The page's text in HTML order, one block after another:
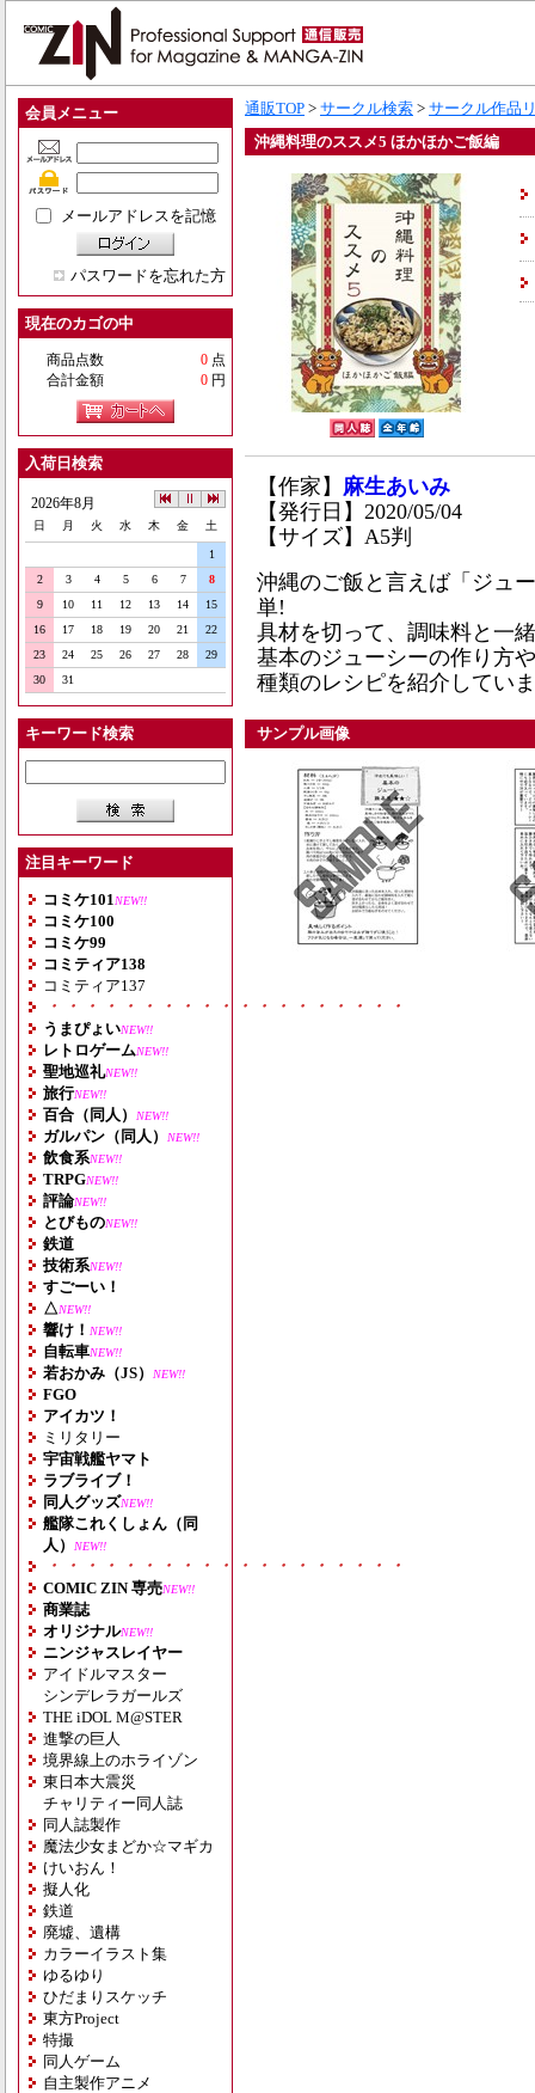
会員メニュー
メールアドレスを記憶
パスワードを忘れた方
現在のカゴの中
商品点数 0 点
合計金額
0 円
入荷日検索
2026年8月
日 月 火 水 木 金 土
1
2
3 4 5 6 7
8
9
10 11 12 13 14
15
16
17 18 19 20 21
22
23
24 25 26 27 28
29
30
31
キーワード検索
注目キーワード
コミケ101 NEW!!
コミケ100
コミケ99
コミティア138
コミティア137
・・・・・・・・・・・・・・・・・・・
うまぴょいNEW!!
レトロゲームNEW!!
聖地巡礼NEW!!
旅行NEW!!
百合（同人） NEW!!
ガルパン（同人） NEW!!
飲食系NEW!!
TRPGNEW!!
評論NEW!!
とびものNEW!!
鉄道
技術系NEW!!
すごーい！
△NEW!!
響け！ NEW!!
自転車NEW!!
若おかみ（JS） NEW!!
FGO
アイカツ！
ミリタリー
宇宙戦艦ヤマト
ラブライブ！
同人グッズNEW!!
艦隊これくしょん（同
人）
NEW!!
・・・・・・・・・・・・・・・・・・・
COMIC ZIN 専売NEW!!
商業誌
オリジナルNEW!!
ニンジャスレイヤー
アイドルマスター
シンデレラガールズ
THE iDOL M@STER
進撃の巨人
境界線上のホライゾン
東日本大震災
チャリティー同人誌
同人誌製作
魔法少女まどか☆マギカ
けいおん！
擬人化
鉄道
廃墟、遺構
カラーイラスト集
ゆるゆり
ひだまりスケッチ
東方Project
特撮
同人ゲーム
自主製作アニメ
通販TOP > サークル検索 > サークル作品
沖縄料理のススメ5 ほかほかご飯編
【作家】 麻生あいみ
【発行日】2020/05/04
【サイズ】A5判
沖縄のご飯と言えば「ジュ
単!
具材を切って、調味料と一
基本のジューシーの作り方
種類のレシピを紹介してい
サンプル画像